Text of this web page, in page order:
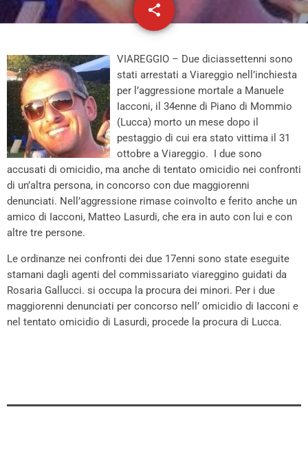
share
email
VIAREGGIO – Due diciassettenni sono
stati arrestati a Viareggio nell’inchiesta
per l’aggressione mortale a Manuele
Iacconi, il 34enne di Piano di Mommio
(Lucca) morto un mese dopo il
pestaggio di cui era stato vittima il 31
ottobre a Viareggio. I due sono
accusati di omicidio, ma anche di tentato omicidio nei confronti
di un’altra persona, in concorso con due maggiorenni
denunciati. Nell’aggressione rimase coinvolto e ferito anche un
amico di Iacconi, Matteo Lasurdi, che era in auto con lui e con
altre tre persone.
Le ordinanze nei confronti dei due 17enni sono state eseguite
stamani dagli agenti del commissariato viareggino guidati da
Rosaria Gallucci. si occupa la procura dei minori. Per i due
maggiorenni denunciati per concorso nell’ omicidio di Iacconi e
nel tentato omicidio di Lasurdi, procede la procura di Lucca.